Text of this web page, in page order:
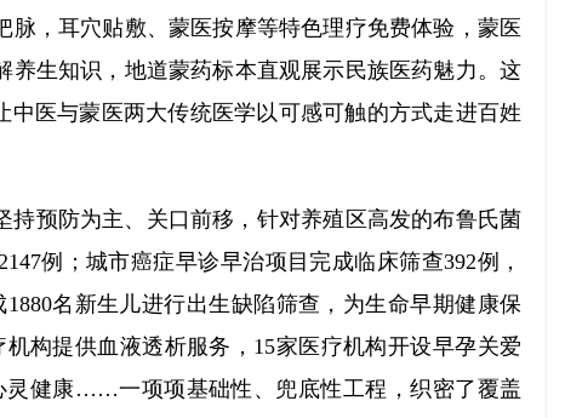
脉，耳穴贴敷、蒙医按摩等特色理疗免费体验，蒙医
养生知识，地道蒙药标本直观展示民族医药魅力。这
中医与蒙医两大传统医学以可感可触的方式走进百姓
持预防为主、关口前移，针对养殖区高发的布鲁氏菌
例；城市癌症早诊早治项目完成临床筛查392例，
名新生儿进行出生缺陷筛查，为生命早期健康保
构提供血液透析服务，15家医疗机构开设早孕关爱
灵健康……一项项基础性、兜底性工程，织密了覆盖